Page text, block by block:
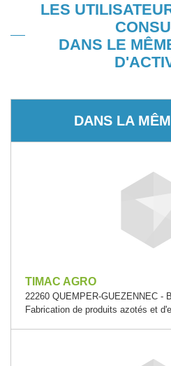
LES
DANS LE
DANS LA
TIMAC AGRO
22260 QUEMPER-GUEZENNEC -
Fabrication de produits azotés et